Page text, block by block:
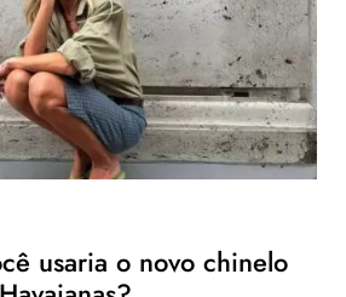
usaria o novo chinelo